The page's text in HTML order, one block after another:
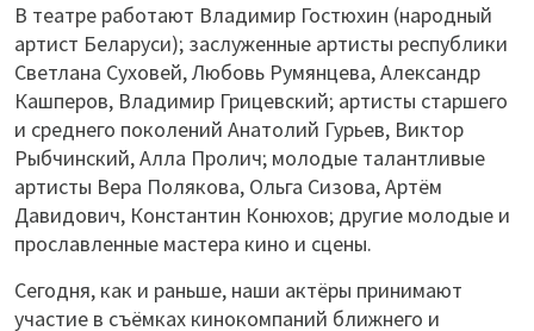
В театре работают Владимир Гостюхин (народный
артист Беларуси); заслуженные артисты республики
Светлана Суховей, Любовь Румянцева, Александр
Кашперов, Владимир Грицевский; артисты старшего
и среднего поколений Анатолий Гурьев, Виктор
Рыбчинский, Алла Пролич; молодые талантливые
артисты Вера Полякова, Ольга Сизова, Артём
Давидович, Константин Конюхов; другие молодые и
прославленные мастера кино и сцены.
Сегодня, как и раньше, наши актёры принимают
участие в съёмках кинокомпаний ближнего и